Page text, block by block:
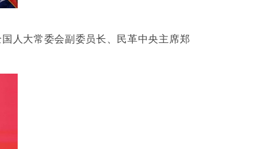
人大常委会副委员长、民革中央主席郑